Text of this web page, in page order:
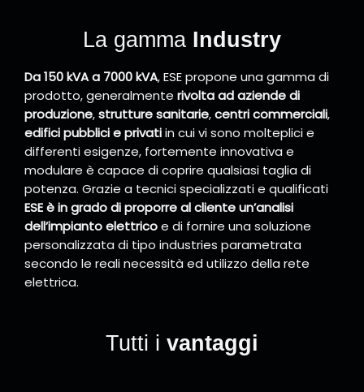
La gamma Industry
Da 150 kVA a 7000 kVA, ESE propone una gamma di
prodotto, generalmente rivolta ad aziende di
produzione,strutture sanitarie,centri commerciali,
edifici pubblici e privatiin cui vi sono molteplici e
differenti esigenze, fortemente innovativa e
modulare è capace di coprire qualsiasi taglia di
potenza. Grazie a tecnici specializzati e qualificati
ESE è in grado di proporre al cliente un’analisi
dell’impianto elettricoe di fornire una soluzione
personalizzata di tipo industries parametrata
secondo le reali necessità ed utilizzo della rete
elettrica.
Tutti i vantaggi